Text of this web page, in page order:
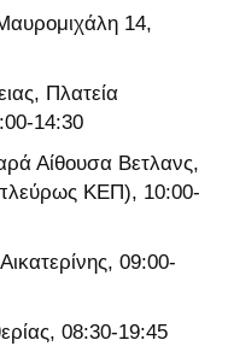
14,
Πλατεία
14:30
Αίθουσα Βετλανς,
ΚΕΠ), 10:00-
09:00-
08:30-19:45